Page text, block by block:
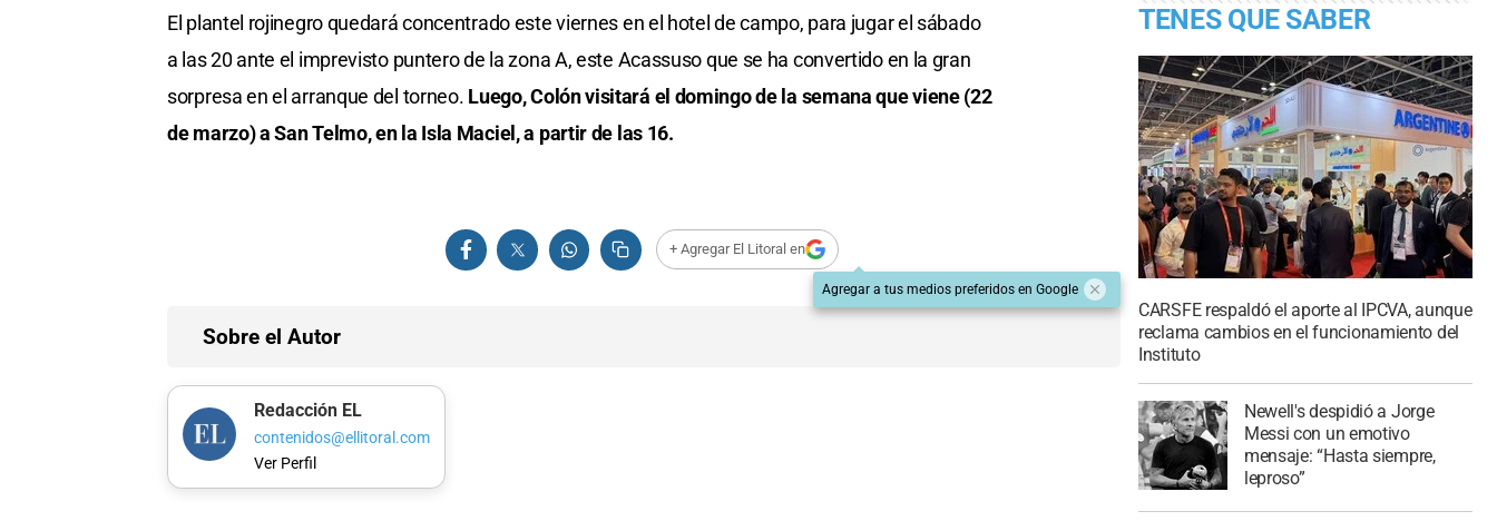
El plantel rojinegro quedará concentrado este viernes en el hotel de campo, para jugar el sábado
a las 20 ante el imprevisto puntero de la zona A, este Acassuso que se ha convertido en la gran
sorpresa en el arranque del torneo. Luego, Colón visitará el domingo de la semana que viene (22
de marzo) a San Telmo, en la Isla Maciel, a partir de las 16.
+ Agregar El Litoral en
Agregar a tus medios preferidos en Google
Sobre el Autor
Redacción EL
contenidos@ellitoral.com
Ver Perfil
TENES QUE SABER
CARSFE respaldó el aporte al IPCVA, aunque
reclama cambios en el funcionamiento del
Instituto
Newell's despidió a Jorge
Messi con un emotivo
mensaje: “Hasta siempre,
leproso”